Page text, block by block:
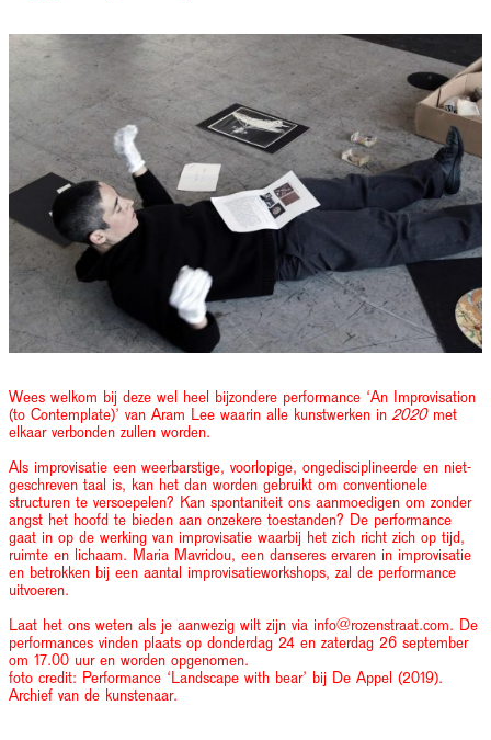
Wees welkom bij deze wel heel bijzondere performance ‘An Improvisation
(to Contemplate)’ van Aram Lee waarin alle kunstwerken in2020met
elkaar verbonden zullen worden.
Als improvisatie een weerbarstige, voorlopige, ongedisciplineerde en niet-
geschreven taal is, kan het dan worden gebruikt om conventionele
structuren te versoepelen? Kan spontaniteit ons aanmoedigen om zonder
angst het hoofd te bieden aan onzekere toestanden? De performance
gaat in op de werking van improvisatie waarbij het zich richt zich op tijd,
ruimte en lichaam. Maria Mavridou, een danseres ervaren in improvisatie
en betrokken bij een aantal improvisatieworkshops, zal de performance
uitvoeren.
Laat het ons weten als je aanwezig wilt zijn via info@rozenstraat.com. De
performances vinden plaats op donderdag 24 en zaterdag 26 september
om 17.00 uur en worden opgenomen.
foto credit: Performance ‘Landscape with bear’ bij De Appel (2019).
Archief van de kunstenaar.